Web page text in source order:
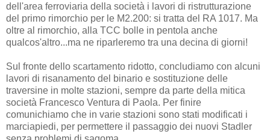
dell'area ferroviaria della società i lavori di ristrutturazione
del primo rimorchio per le M2.200: si tratta del RA 1017. Ma
oltre al rimorchio, alla TCC bolle in pentola anche
qualcos'altro...ma ne riparleremo tra una decina di giorni!
Sul fronte dello scartamento ridotto, concludiamo con alcuni
lavori di risanamento del binario e sostituzione delle
traversine in molte stazioni, sempre da parte della mitica
società Francesco Ventura di Paola. Per finire
comunichiamo che in varie stazioni sono stati modificati i
marciapiedi, per permettere il passaggio dei nuovi Stadler